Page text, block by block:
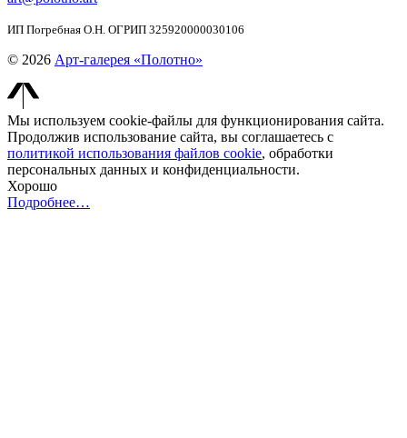
ИП Погребная О.Н. ОГРИП 325920000030106
© 2026 Арт-галерея «Полотно»
Мы используем cookie-файлы для функционирования сайта.
Продолжив использование сайта, вы соглашаетесь с
политикой использования файлов cookie, обработки
персональных данных и конфиденциальности.
Хорошо
Подробнее…